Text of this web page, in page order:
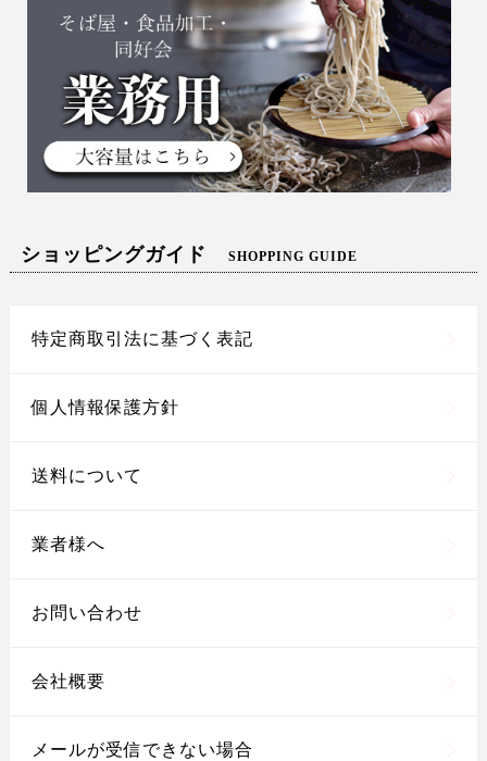
ショッピングガイド SHOPPING GUIDE
特定商取引法に基づく表記
個人情報保護方針
送料について
業者様へ
お問い合わせ
会社概要
メールが受信できない場合